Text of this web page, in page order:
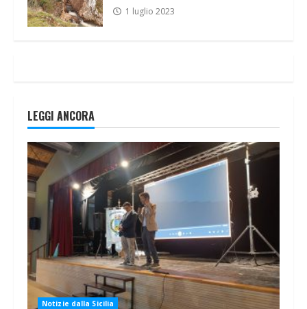
1 luglio 2023
LEGGI ANCORA
Notizie dalla Sicilia